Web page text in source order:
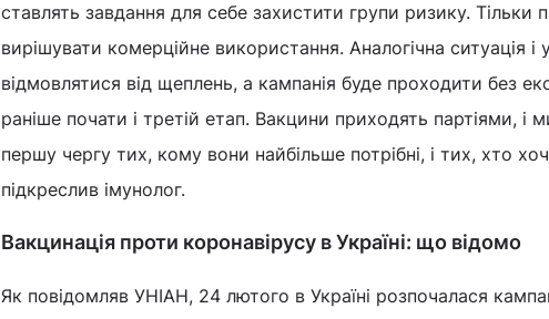
ставлять завдання для себе захистити групи ризику. Тільки
вирішувати комерційне використання. Аналогічна ситуація
відмовлятися від щеплень, а кампанія буде проходити без
раніше почати і третій етап. Вакцини приходять партіями, і
першу чергу тих, кому вони найбільше потрібні, і тих, хто
підкреслив імунолог.
Вакцинація проти коронавірусу в Україні: що відомо
Як повідомляв УНІАН, 24 лютого в Україні розпочалася